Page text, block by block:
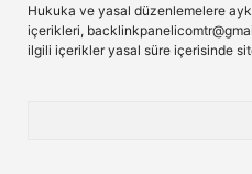
Hukuka ve yasal düzenlemelere
içerikleri,
ilgili içerikler yasal süre içerisinde